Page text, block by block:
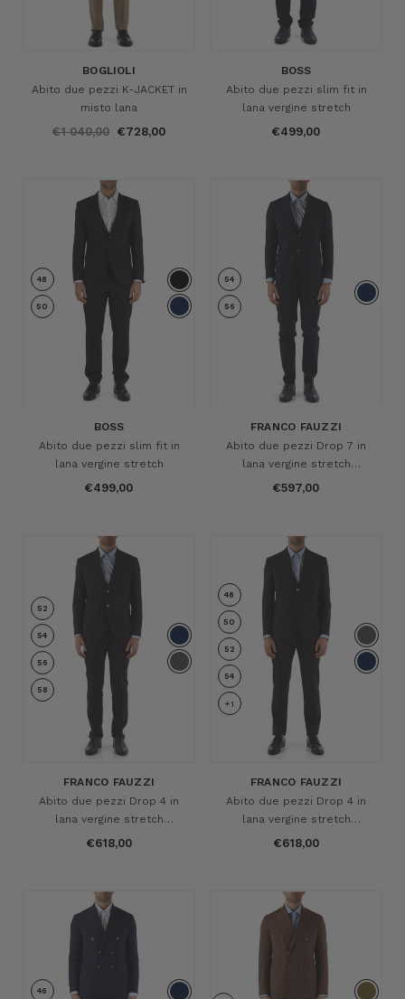
BOGLIOLI
Abito due pezzi K-JACKET in
misto lana
€1 040,00 €728,00
BOSS
Abito due pezzi slim fit in
lana vergine stretch
€499,00
48
50
BOSS
Abito due pezzi slim fit in
lana vergine stretch
€499,00
54
56
FRANCO FAUZZI
Abito due pezzi Drop 7 in
lana vergine stretch
MARZOTTO
€597,00
52
54
56
58
FRANCO FAUZZI
Abito due pezzi Drop 4 in
lana vergine stretch
MARZOTTO
€618,00
48
50
52
54
+1
FRANCO FAUZZI
Abito due pezzi Drop 4 in
lana vergine stretch
MARZOTTO
€618,00
46